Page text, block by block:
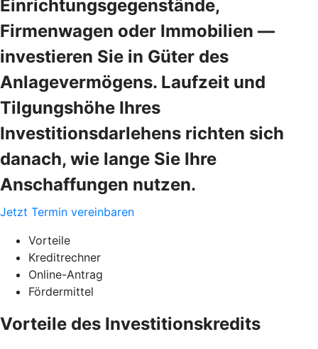
Einrichtungsgegenstände,
Firmenwagen oder Immobilien —
investieren Sie in Güter des
Anlagevermögens. Laufzeit und
Tilgungshöhe Ihres
Investitionsdarlehens richten sich
danach, wie lange Sie Ihre
Anschaffungen nutzen.
Jetzt Termin vereinbaren
Vorteile
Kreditrechner
Online-Antrag
Fördermittel
Vorteile des Investitionskredits